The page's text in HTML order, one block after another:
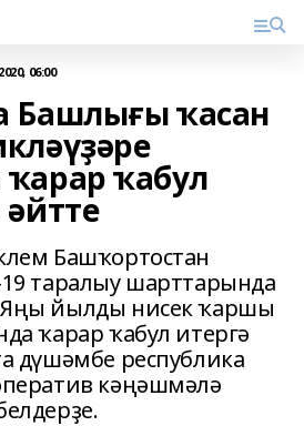
06:00
Башлығы ҡасан
ҡабул
әйтте
Башҡортостан
19 таралыу шарттарында
йылды нисек ҡаршы
ҡарар ҡабул итергә
дүшәмбе республика
кәңәшмәлә